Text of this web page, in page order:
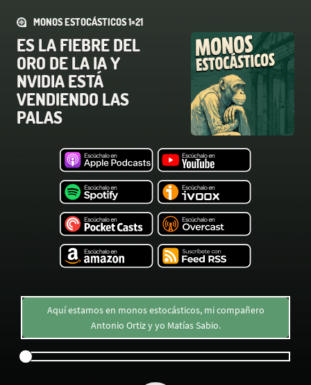
MONOS ESTOCÁSTICOS 1×21
ES LA FIEBRE DEL
ORO DE LA IA Y
NVIDIA ESTÁ
VENDIENDO LAS
PALAS
Aquí estamos en monos estocásticos, mi compañero
Antonio Ortiz y yo Matías Sabio.